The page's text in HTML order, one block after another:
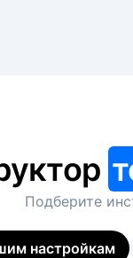
Подберите
настройкам